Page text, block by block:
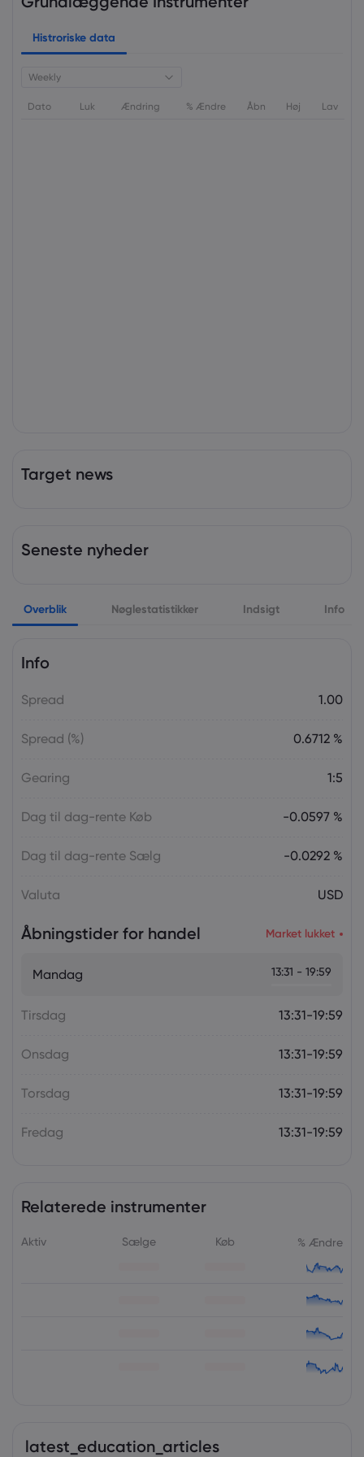
Histroriske data
Weekly
Dato Luk Ændring % Ændre Åbn Høj Lav
Target news
Seneste nyheder
Overblik Nøglestatistikker Indsigt Info
Info
Spread 1.00
Spread (%) 0.6712 %
Gearing 1:5
Dag til dag-rente Køb -0.0597 %
Dag til dag-rente Sælg -0.0292 %
Valuta USD
Åbningstider for handel Market lukket
Mandag 13:31 - 19:59
Tirsdag 13:31-19:59
Onsdag 13:31-19:59
Torsdag 13:31-19:59
Fredag 13:31-19:59
Relaterede instrumenter
Aktiv Sælge Køb % Ændre
latest_education_articles